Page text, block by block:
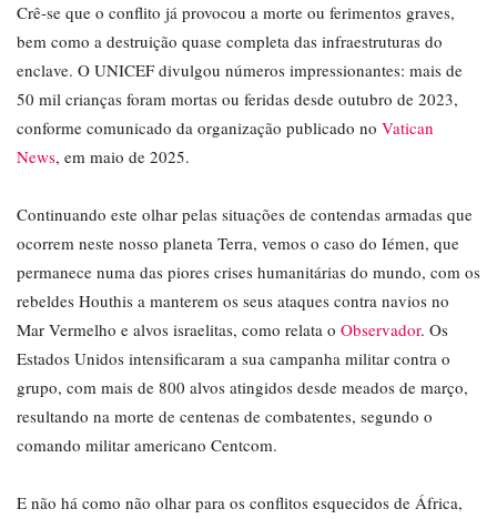
Crê-se que o conflito já provocou a morte ou ferimentos graves,
bem como a destruição quase completa das infraestruturas do
enclave. O UNICEF divulgou números impressionantes: mais de
50 mil crianças foram mortas ou feridas desde outubro de 2023,
conforme comunicado da organização publicado no Vatican
News, em maio de 2025.
Continuando este olhar pelas situações de contendas armadas que
ocorrem neste nosso planeta Terra, vemos o caso do Iémen, que
permanece numa das piores crises humanitárias do mundo, com os
rebeldes Houthis a manterem os seus ataques contra navios no
Mar Vermelho e alvos israelitas, como relata o Observador. Os
Estados Unidos intensificaram a sua campanha militar contra o
grupo, com mais de 800 alvos atingidos desde meados de março,
resultando na morte de centenas de combatentes, segundo o
comando militar americano Centcom.
E não há como não olhar para os conflitos esquecidos de África,